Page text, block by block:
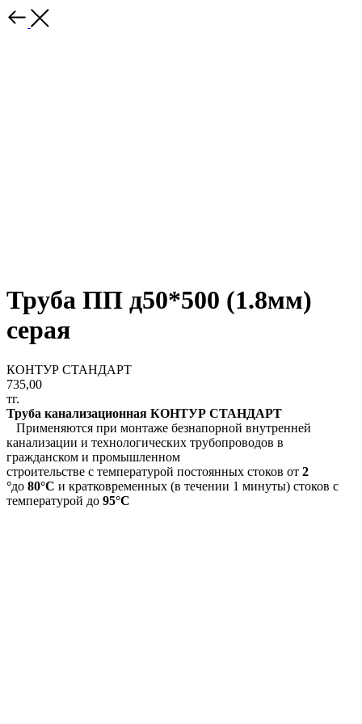
Труба ПП д50*500 (1.8мм)
серая
КОНТУР СТАНДАРТ
735,00
тг.
Труба канализационная КОНТУР СТАНДАРТ
Применяются при монтаже безнапорной внутренней
канализации и технологических трубопроводов в
гражданском и промышленном
строительстве с температурой постоянных стоков от 2
°до 80°С и кратковременных (в течении 1 минуты) стоков с
температурой до 95°С